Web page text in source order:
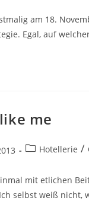
am 18.
Egal, auf
me
Beitrags-
Hotellerie /
mit etlichen
selbst weiß nicht,